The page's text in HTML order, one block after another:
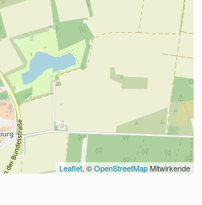
Leaflet, © OpenStreetMap Mitwirkende